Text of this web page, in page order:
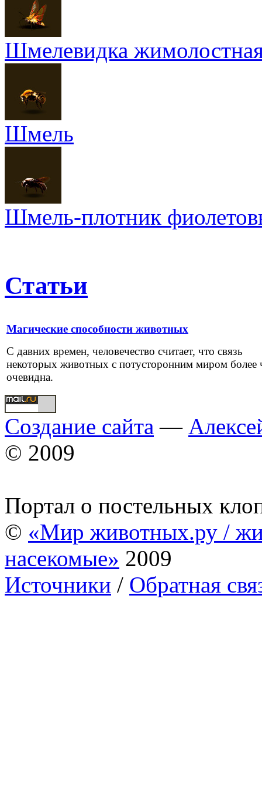
Шмелевидка
Шмель
Шмель-плотник
Статьи
Магические способности животных
С давних времен, человечество считает, что связь
некоторых животных с потусторонним миром более
очевидна.
Создание сайта —
© 2009
Портал о постельных
© «Мир животных.ру /
насекомые» 2009
Источники / Обратная